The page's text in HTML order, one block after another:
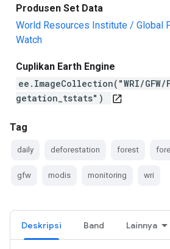
Produsen Set Data
World Resources Institute / Global
Watch
Cuplikan Earth Engine
ee.ImageCollection("WRI/GFW/
getation_tstats")
open_in_new
Tag
daily deforestation forest
gfw modis monitoring wri
Deskripsi Band Lainnya